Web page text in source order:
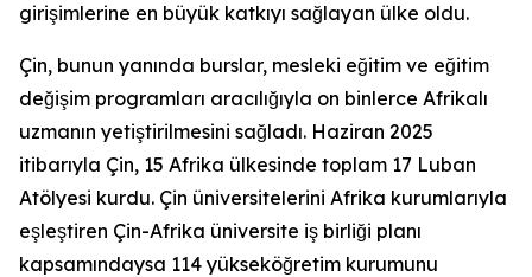
girişimlerine en büyük katkıyı sağlayan ülke oldu.
Çin, bunun yanında burslar, mesleki eğitim ve eğitim
değişim programları aracılığıyla on binlerce Afrikalı
uzmanın yetiştirilmesini sağladı. Haziran 2025
itibarıyla Çin, 15 Afrika ülkesinde toplam 17 Luban
Atölyesi kurdu. Çin üniversitelerini Afrika kurumlarıyla
eşleştiren Çin-Afrika üniversite iş birliği planı
kapsamındaysa 114 yükseköğretim kurumunu